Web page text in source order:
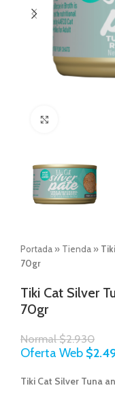
Portada » Tienda »
70gr
Tiki Cat Silver
70gr
Normal$2.930
Oferta Web $
Tiki Cat Silver Tuna